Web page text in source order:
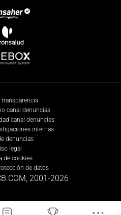
transparencia
canal denuncias
canal denuncias
internas
denuncias
legal
de cookies
de datos
2001-2026